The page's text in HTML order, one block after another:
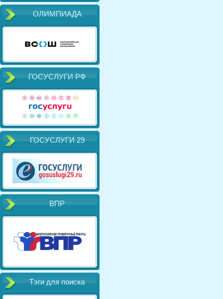
ОЛИМПИАДА
ГОСУСЛУГИ РФ
ГОСУСЛУГИ 29
ВПР
Тэги для поиска